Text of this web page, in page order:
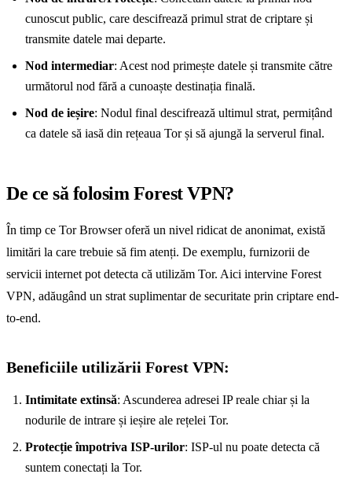
cunoscut public, care descifrează primul strat de criptare și
transmite datele mai departe.
Nod intermediar: Acest nod primește datele și transmite către
următorul nod fără a cunoaște destinația finală.
Nod de ieșire: Nodul final descifrează ultimul strat, permițând
ca datele să iasă din rețeaua Tor și să ajungă la serverul final.
De ce să folosim Forest VPN?
În timp ce Tor Browser oferă un nivel ridicat de anonimat, există
limitări la care trebuie să fim atenți. De exemplu, furnizorii de
servicii internet pot detecta că utilizăm Tor. Aici intervine Forest
VPN, adăugând un strat suplimentar de securitate prin criptare end-
to-end.
Beneficiile utilizării Forest VPN:
Intimitate extinsă: Ascunderea adresei IP reale chiar și la
nodurile de intrare și ieșire ale rețelei Tor.
Protecție împotriva ISP-urilor: ISP-ul nu poate detecta că
suntem conectați la Tor.